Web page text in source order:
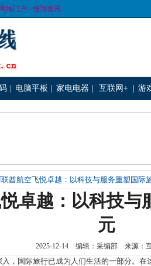
络门户 - 惟翔资讯
电脑平板 家电电器 互联网+ 游
联酋航空飞悦卓越：以科技与服务重塑国际
卓越：以科技与
元
2025-12-14 编辑：采编部 来源
国际旅行已成为人们生活的一部分。在